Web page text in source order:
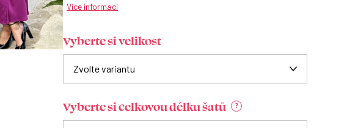
Více informací
Vyberte si velikost
Vyberte si celkovou délku šatů ?